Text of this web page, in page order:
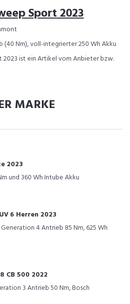
Sport 2023
(40 Nm), voll-integrierter 250 Wh Akku
ist ein Artikel vom Anbieter bzw.
MARKE
2023
und 360 Wh Intube Akku
6 Herren 2023
4 Antrieb 85 Nm, 625 Wh
CB 500 2022
3 Antrieb 50 Nm, Bosch